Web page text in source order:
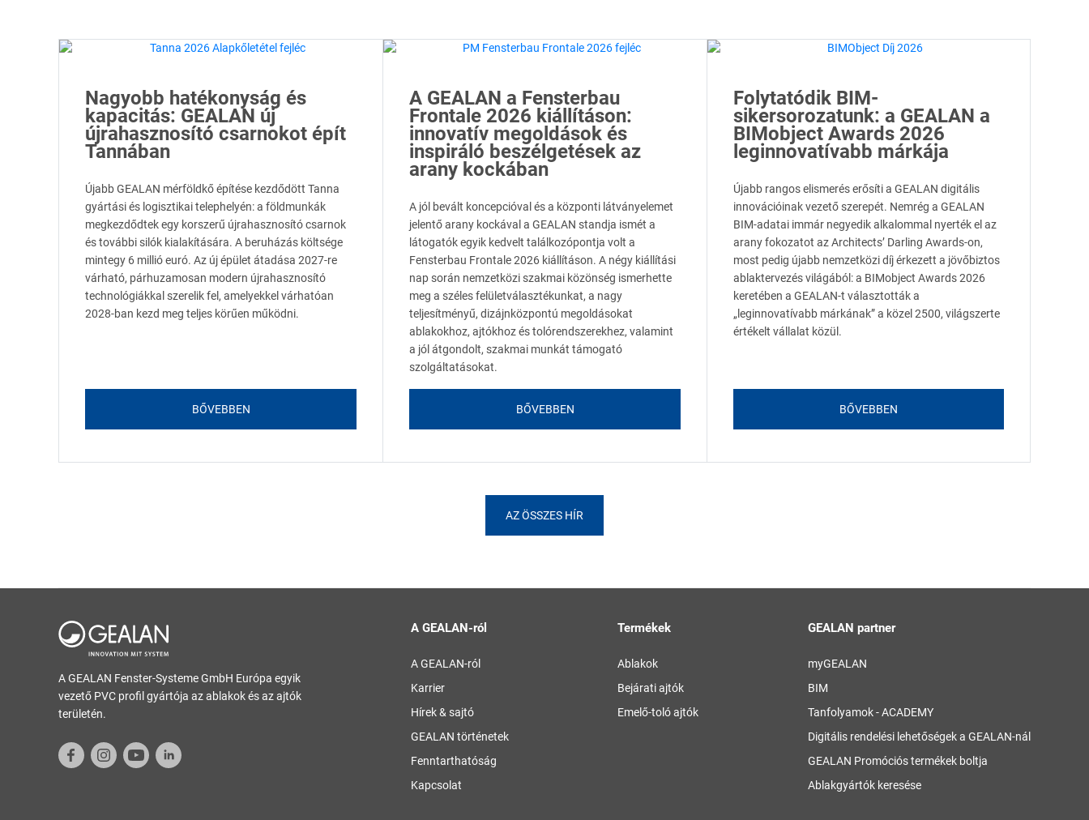
Nagyobb hatékonyság és
kapacitás: GEALAN új
újrahasznosító csarnokot épít
Tannában
Újabb GEALAN mérföldkő építése kezdődött Tanna
gyártási és logisztikai telephelyén: a földmunkák
megkezdődtek egy korszerű újrahasznosító csarnok
és további silók kialakítására. A beruházás költsége
mintegy 6 millió euró. Az új épület átadása 2027-re
várható, párhuzamosan modern újrahasznosító
technológiákkal szerelik fel, amelyekkel várhatóan
2028-ban kezd meg teljes körűen működni.
BŐVEBBEN
A GEALAN a Fensterbau
Frontale 2026 kiállításon:
innovatív megoldások és
inspiráló beszélgetések az
arany kockában
A jól bevált koncepcióval és a központi látványelemet
jelentő arany kockával a GEALAN standja ismét a
látogatók egyik kedvelt találkozópontja volt a
Fensterbau Frontale 2026 kiállításon. A négy kiállítási
nap során nemzetközi szakmai közönség ismerhette
meg a széles felületválasztékunkat, a nagy
teljesítményű, dizájnközpontú megoldásokat
ablakokhoz, ajtókhoz és tolórendszerekhez, valamint
a jól átgondolt, szakmai munkát támogató
szolgáltatásokat.
BŐVEBBEN
Folytatódik BIM-
sikersorozatunk: a GEALAN a
BIMobject Awards 2026
leginnovatívabb márkája
Újabb rangos elismerés erősíti a GEALAN digitális
innovációinak vezető szerepét. Nemrég a GEALAN
BIM-adatai immár negyedik alkalommal nyerték el az
arany fokozatot az Architects’ Darling Awards-on,
most pedig újabb nemzetközi díj érkezett a jövőbiztos
ablaktervezés világából: a BIMobject Awards 2026
keretében a GEALAN-t választották a
„leginnovatívabb márkának” a közel 2500, világszerte
értékelt vállalat közül.
BŐVEBBEN
AZ ÖSSZES HÍR
A GEALAN Fenster-Systeme GmbH Európa egyik
vezető PVC profil gyártója az ablakok és az ajtók
területén.
A GEALAN-ról
A GEALAN-ról
Karrier
Hírek & sajtó
GEALAN történetek
Fenntarthatóság
Kapcsolat
Termékek
Ablakok
Bejárati ajtók
Emelő-toló ajtók
GEALAN partner
myGEALAN
BIM
Tanfolyamok - ACADEMY
Digitális rendelési lehetőségek a GEALAN-nál
GEALAN Promóciós termékek boltja
Ablakgyártók keresése